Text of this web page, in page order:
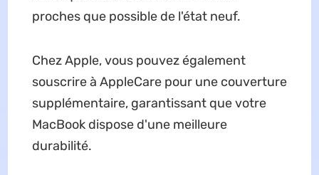
proches que possible de l'état neuf.
Chez Apple, vous pouvez également
souscrire à AppleCare pour une couverture
supplémentaire, garantissant que votre
MacBook dispose d'une meilleure
durabilité.